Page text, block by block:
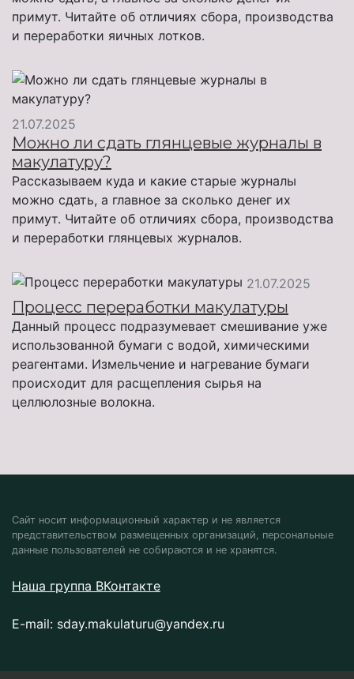
примут. Читайте об отличиях сбора, производства
и переработки яичных лотков.
21.07.2025
Можно ли сдать глянцевые журналы в
макулатуру?
Рассказываем куда и какие старые журналы
можно сдать, а главное за сколько денег их
примут. Читайте об отличиях сбора, производства
и переработки глянцевых журналов.
21.07.2025
Процесс переработки макулатуры
Данный процесс подразумевает смешивание уже
использованной бумаги с водой, химическими
реагентами. Измельчение и нагревание бумаги
происходит для расщепления сырья на
целлюлозные волокна.
Сайт носит информационный характер и не является
представительством размещенных организаций, персональные
данные пользователей не собираются и не хранятся.
Наша группа ВКонтакте
E-mail: sday.makulaturu@yandex.ru